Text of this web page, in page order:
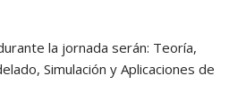
la jornada serán: Teoría,
Simulación y Aplicaciones de